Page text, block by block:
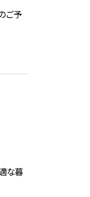
ご予
な暮